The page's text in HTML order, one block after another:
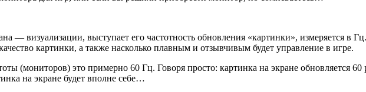
— визуализации, выступает его частотность обновления «картинки», измеряется в
картинки, а также насколько плавным и отзывчивым будет управление в игре.
(мониторов) это примерно 60 Гц. Говоря просто: картинка на экране обновляется
на экране будет вполне себе…